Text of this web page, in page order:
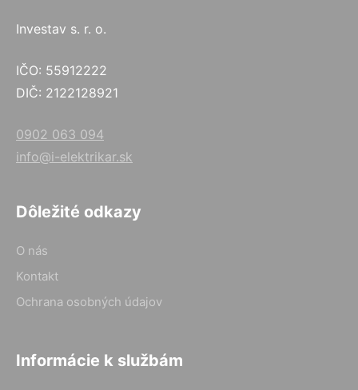
Investav s. r. o.
IČO: 55912222
DIČ: 2122128921
0902 063 094
info@i-elektrikar.sk
Dôležité odkazy
O nás
Kontakt
Ochrana osobných údajov
Informácie k službám